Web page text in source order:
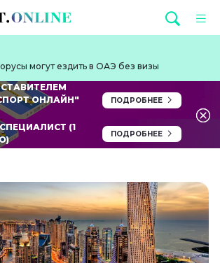
могут ездить в ОАЭ без визы
ОНЛАЙН"
ПОДРОБНЕЕ
(1
ПОДРОБНЕЕ